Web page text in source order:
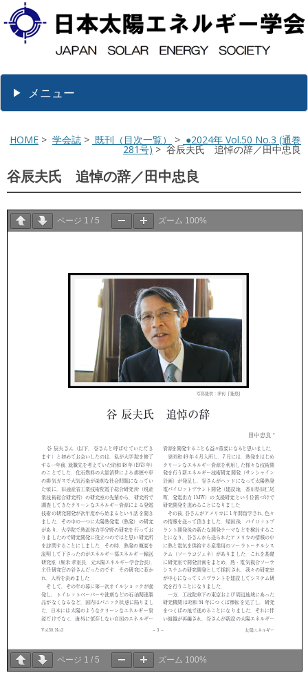
メニュー
HOME > 学会誌 > 既刊（目次一覧） > ●2024年 Vol.50 No.3 (通巻
281号) > 谷辰夫氏 追悼の辞／田中忠良
谷辰夫氏 追悼の辞／田中忠良
ページ 1 / 5 ズーム 100%
ページ 1 / 5 ズーム 100%